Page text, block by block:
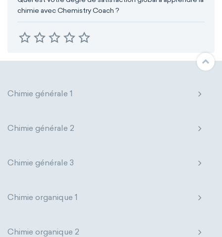
chimie avec Chemistry Coach ?
Chimie générale 1
Chimie générale 2
Chimie générale 3
Chimie organique 1
Chimie organique 2